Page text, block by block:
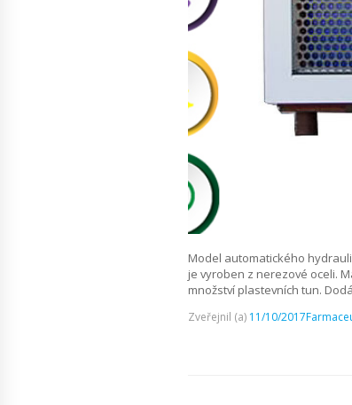
Model automatického
je vyroben z nerezové oceli.
množství plastevních tun.
Zveřejnil (a) 11/10/2017